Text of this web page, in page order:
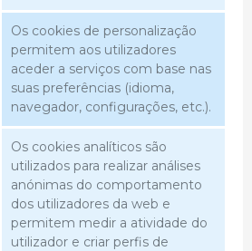
Os cookies de personalização
permitem aos utilizadores
aceder a serviços com base nas
suas preferências (idioma,
navegador, configurações, etc.).
Os cookies analíticos são
utilizados para realizar análises
anónimas do comportamento
dos utilizadores da web e
permitem medir a atividade do
utilizador e criar perfis de